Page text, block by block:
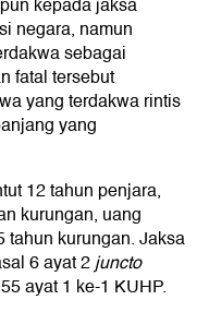
kepada jaksa
negara, namun
sebagai
fatal tersebut
yang terdakwa rintis
yang
12 tahun penjara,
kurungan, uang
tahun kurungan. Jaksa
6 ayat 2juncto
ayat 1 ke-1 KUHP.